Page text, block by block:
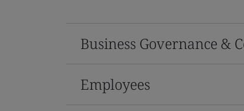
Business Governance &
Employees